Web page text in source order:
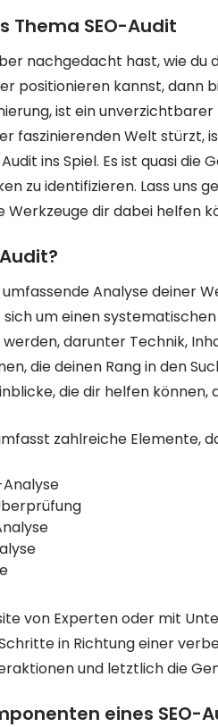
Thema SEO-Audit
nachgedacht hast, wie du
positionieren kannst, dann
ist ein
faszinierenden Welt stürzt,
ins Spiel. Es ist quasi
zu identifizieren. Lass uns
Werkzeuge dir dabei helfen
umfassende Analyse deiner
um einen
darunter Technik,
die deinen Rang in den
die dir helfen können,
zahlreiche Elemente,
von Experten oder mit
in Richtung einer
und letztlich die
eines SEO-